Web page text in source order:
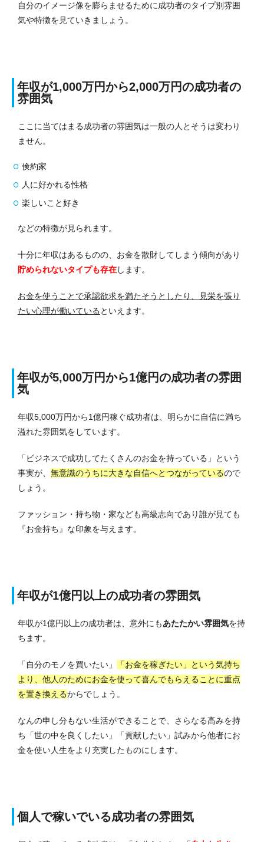
自分のイメージ像を膨らませるために成功者のタイプ別雰囲
気や特徴を見ていきましょう。
年収が1,000万円から2,000万円の成功者の
雰囲気
ここに当てはまる成功者の雰囲気は一般の人とそうは変わり
ません。
倹約家
人に好かれる性格
楽しいこと好き
などの特徴が見られます。
十分に年収はあるものの、お金を散財してしまう傾向があり
貯められないタイプも存在します。
お金を使うことで承認欲求を満たそうとしたり、見栄を張り
たい心理が働いている といえます。
年収が5,000万円から1億円の成功者の雰囲
気
年収5,000万円から1億円稼ぐ成功者は、明らかに自信に満ち
溢れた雰囲気をしています。
「ビジネスで成功してたくさんのお金を持っている」という
事実が、 無意識のうちに大きな自信へとつながっているので
しょう。
ファッション・持ち物・家なども高級志向であり誰が見ても
『お金持ち』な印象を与えます。
年収が1億円以上の成功者の雰囲気
年収が1億円以上の成功者は、意外にもあたたかい雰囲気を持
ちます。
「自分のモノを買いたい」
「お金を稼ぎたい」という気持ち
より、他人のためにお金を使って喜んでもらえることに重点
を置き換えるからでしょう。
なんの申し分もない生活ができることで、さらなる高みを持
ち「世の中を良くしたい」「貢献したい」試みから他者にお
金を使い人生をより充実したものにします。
個人で稼いでいる成功者の雰囲気